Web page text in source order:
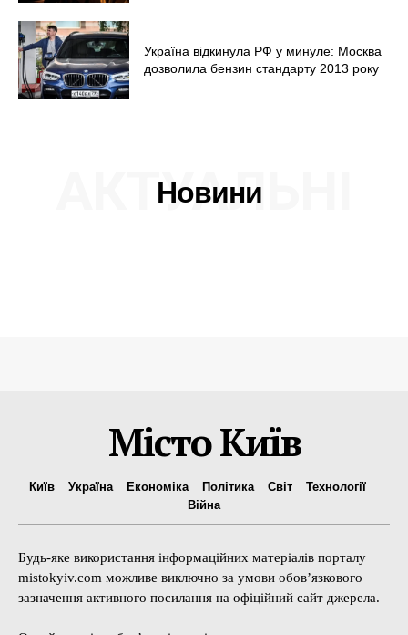
Україна відкинула РФ у минуле: Москва
дозволила бензин стандарту 2013 року
Новини
АКТУАЛЬНІ
Місто Київ
Київ Україна Економіка Політика Світ
Технології
Війна
Будь-яке використання інформаційних матеріалів порталу
mistokyiv.com можливе виключно за умови обов’язкового
зазначення активного посилання на офіційний сайт джерела.